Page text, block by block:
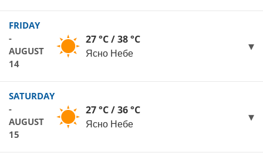
FRIDAY
-
AUGUST
14
27 °C / 38 °C
Ясно Небе
SATURDAY
-
AUGUST
15
27 °C / 36 °C
Ясно Небе